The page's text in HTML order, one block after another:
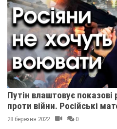
Путін влаштовує показові
проти війни. Російські
28 березня 2022 0